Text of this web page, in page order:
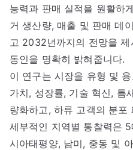
능력과 판매 실적을 원활하
거 생산량, 매출 및 판매 데
고 2032년까지의 전망을
동인을 명확히 밝혀줍니다.
이 연구는 시장을 유형 및
가치, 성장률, 기술 혁신, 틈
량화하고, 하류 고객의 분포
세부적인 지역별 통찰력은
시아태평양, 남미, 중동 및